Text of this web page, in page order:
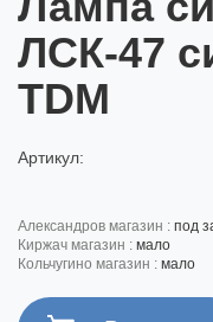
ЛСК-47
TDM
Артикул:
александров магазин : под
киржач магазин : мало
кольчугино магазин : мало